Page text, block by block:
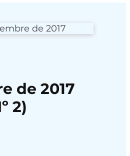
de 2017
2)